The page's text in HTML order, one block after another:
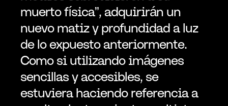
muerto física”, adquirirán un
nuevo matiz y profundidad a luz
de lo expuesto anteriormente.
Como si utilizando imágenes
sencillas y accesibles, se
estuviera haciendo referencia a